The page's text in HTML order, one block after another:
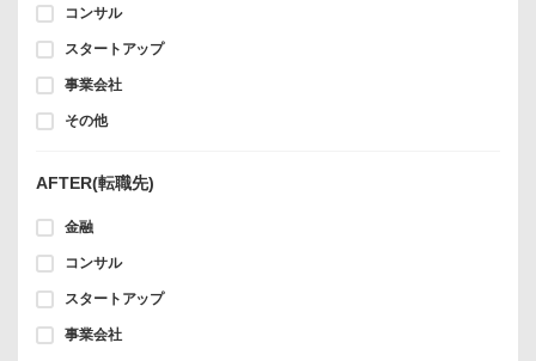
コンサル
スタートアップ
事業会社
その他
AFTER(転職先)
金融
コンサル
スタートアップ
事業会社